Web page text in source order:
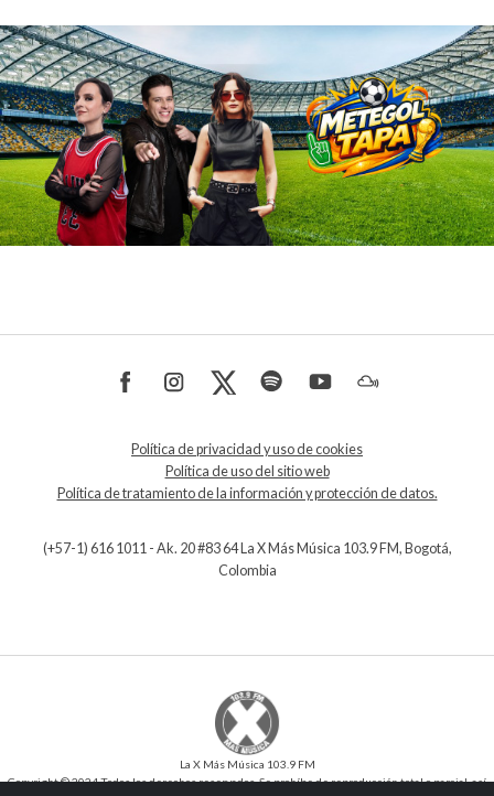
Política de privacidad y uso de cookies
Política de uso del sitio web
Política de tratamiento de la información y protección de datos.
(+57-1) 616 1011 - Ak. 20 #83 64 La X Más Música 103.9 FM, Bogotá,
Colombia
La X Más Música 103.9 FM
Copyright © 2024 Todos los derechos reservados. Se prohíbe de reproducción total o parcial, así